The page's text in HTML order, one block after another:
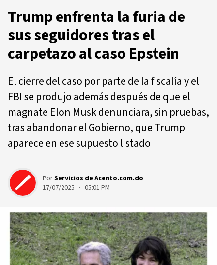
Trump enfrenta la furia de
sus seguidores tras el
carpetazo al caso Epstein
El cierre del caso por parte de la fiscalía y el
FBI se produjo además después de que el
magnate Elon Musk denunciara, sin pruebas,
tras abandonar el Gobierno, que Trump
aparece en ese supuesto listado
PorServicios de Acento.com.do
17/07/2025 · 05:01 PM